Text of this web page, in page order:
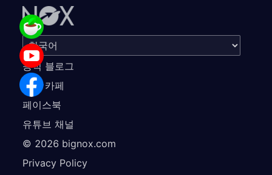
공식 블로그
공식 카페
페이스북
유튜브 채널
© 2026 bignox.com
Privacy Policy